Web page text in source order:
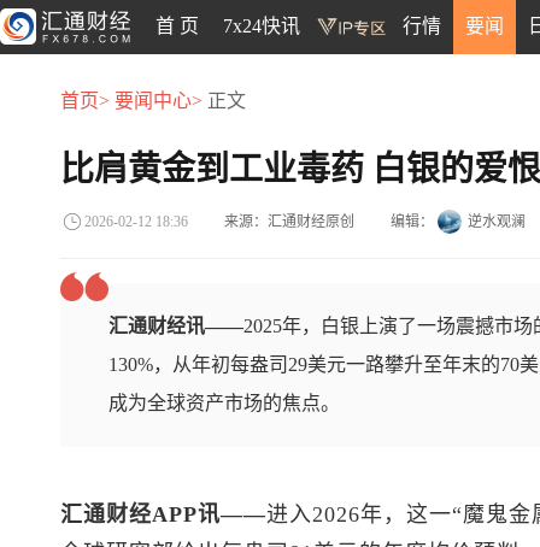
首 页 7x24快讯 行情 要闻
首页> 要闻中心> 正文
比肩黄金到工业毒药 白银的爱
2026-02-12 18:36 来源：汇通财经原创 编辑： 逆水观澜
汇通财经讯——2025年，白银上演了一场震撼市
130%，从年初每盎司29美元一路攀升至年末的70
成为全球资产市场的焦点。
汇通财经APP讯——进入2026年，这一“魔鬼